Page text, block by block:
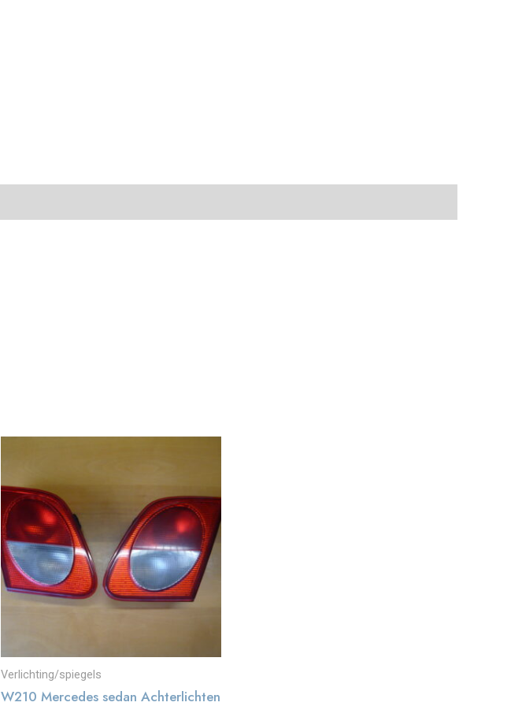
Verlichting/spiegels
W210 Mercedes sedan Achterlichten